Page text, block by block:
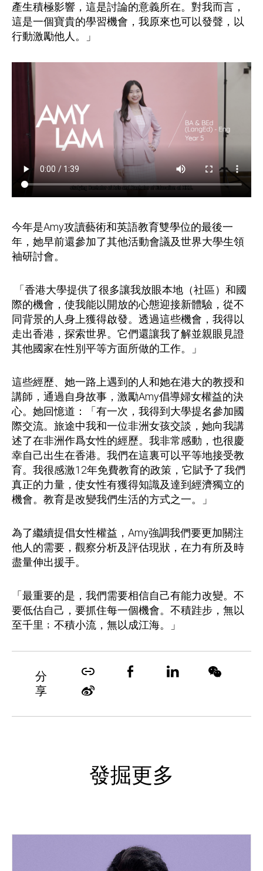
產生積極影響，這是討論的意義所在。對我而言，
這是一個寶貴的學習機會，我原來也可以發聲，以
行動激勵他人。」
今年是Amy攻讀藝術和英語教育雙學位的最後一
年，她早前還參加了其他活動會議及世界大學生領
袖研討會。
「香港大學提供了很多讓我放眼本地（社區）和國
際的機會，使我能以開放的心態迎接新體驗，從不
同背景的人身上獲得啟發。透過這些機會，我得以
走出香港，探索世界。它們還讓我了解並親眼見證
其他國家在性別平等方面所做的工作。」
這些經歷、她一路上遇到的人和她在港大的教授和
講師，通過自身故事，激勵Amy倡導婦女權益的決
心。她回憶道：「有一次，我得到大學提名參加國
際交流。旅途中我和一位非洲女孩交談，她向我講
述了在非洲作爲女性的經歷。我非常感動，也很慶
幸自己出生在香港。我們在這裏可以平等地接受教
育。我很感激12年免費教育的政策，它賦予了我們
真正的力量，使女性有獲得知識及達到經濟獨立的
機會。教育是改變我們生活的方式之一。」
為了繼續提倡女性權益， Amy強調我們要更加關注
他人的需要，觀察分析及評估現狀，在力有所及時
盡量伸出援手。
「最重要的是，我們需要相信自己有能力改變。不
要低估自己，要抓住每一個機會。不積跬步，無以
至千里﹔不積小流，無以成江海。」
分
享
發掘更多